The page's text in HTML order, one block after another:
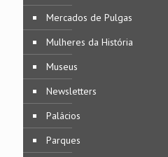
Mercados de Pulgas
Mulheres da História
Museus
Newsletters
Palácios
Parques